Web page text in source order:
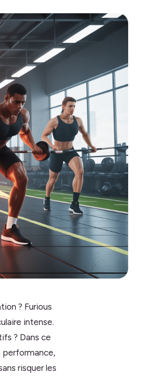
? Furious
intense.
? Dans ce
performance,
risquer les